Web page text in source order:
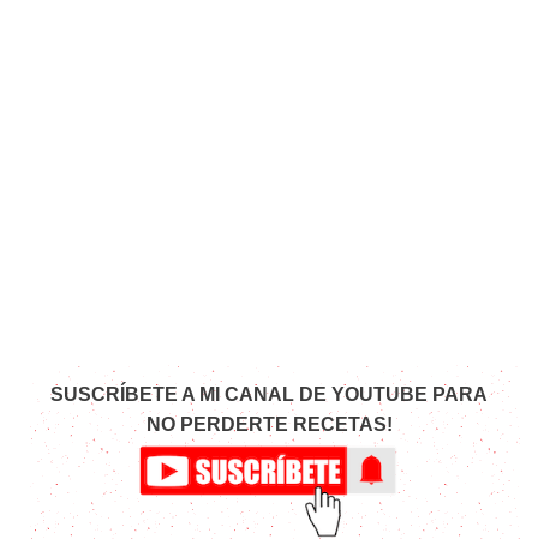
SUSCRÍBETE A MI CANAL DE YOUTUBE PARA
NO PERDERTE RECETAS!